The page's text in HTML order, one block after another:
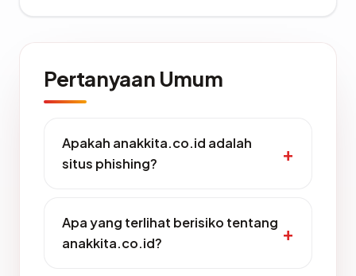
Pertanyaan Umum
Apakah anakkita.co.id adalah
situs phishing?
Apa yang terlihat berisiko tentang
anakkita.co.id?